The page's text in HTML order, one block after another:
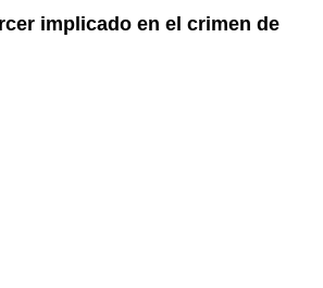
implicado en el crimen de